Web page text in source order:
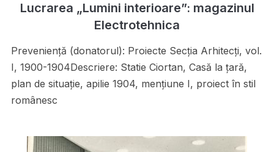
Lucrarea „Lumini interioare”: magazinul
Electrotehnica
Preveniență (donatorul): Proiecte Secţia Arhitecţi, vol.
I, 1900-1904Descriere: Statie Ciortan, Casă la ţară,
plan de situaţie, apilie 1904, menţiune I, proiect în stil
românesc